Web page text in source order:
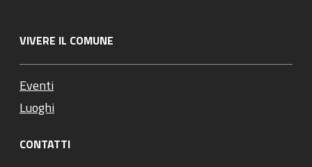
VIVERE IL COMUNE
Eventi
Luoghi
CONTATTI